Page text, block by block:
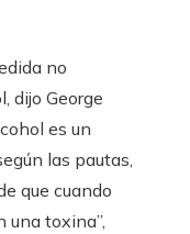
no
dijo George
es un
las pautas,
que cuando
una toxina”,